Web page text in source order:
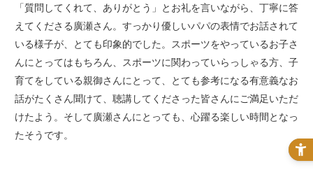
「質問してくれて、ありがとう」とお礼を言いながら、丁寧に答
えてくださる廣瀬さん。すっかり優しいパパの表情でお話されて
いる様子が、とても印象的でした。スポーツをやっているお子さ
んにとってはもちろん、スポーツに関わっていらっしゃる方、子
育てをしている親御さんにとって、とても参考になる有意義なお
話がたくさん聞けて、聴講してくださった皆さんにご満足いただ
けたよう。そして廣瀬さんにとっても、心躍る楽しい時間となっ
たそうです。